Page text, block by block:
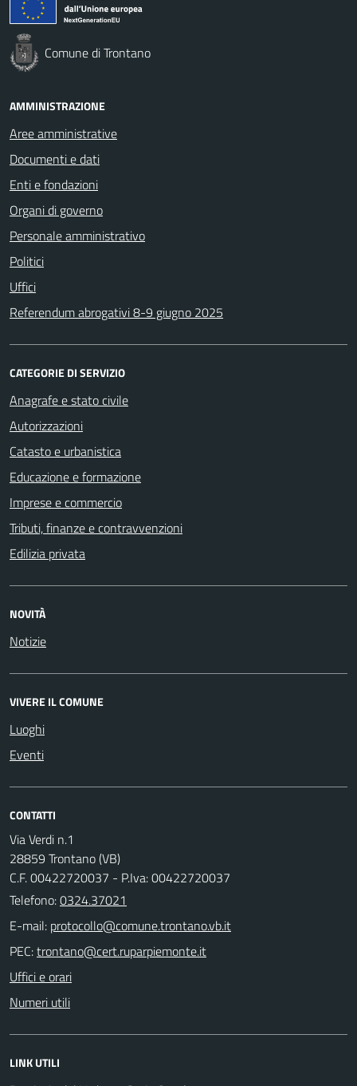
Comune di Trontano
AMMINISTRAZIONE
Aree amministrative
Documenti e dati
Enti e fondazioni
Organi di governo
Personale amministrativo
Politici
Uffici
Referendum abrogativi 8-9 giugno 2025
CATEGORIE DI SERVIZIO
Anagrafe e stato civile
Autorizzazioni
Catasto e urbanistica
Educazione e formazione
Imprese e commercio
Tributi, finanze e contravvenzioni
Edilizia privata
NOVITÀ
Notizie
VIVERE IL COMUNE
Luoghi
Eventi
CONTATTI
Via Verdi n.1
28859 Trontano (VB)
C.F. 00422720037 - P.Iva: 00422720037
Telefono:0324.37021
E-mail:
PEC:
Uffici e orari
Numeri utili
LINK UTILI